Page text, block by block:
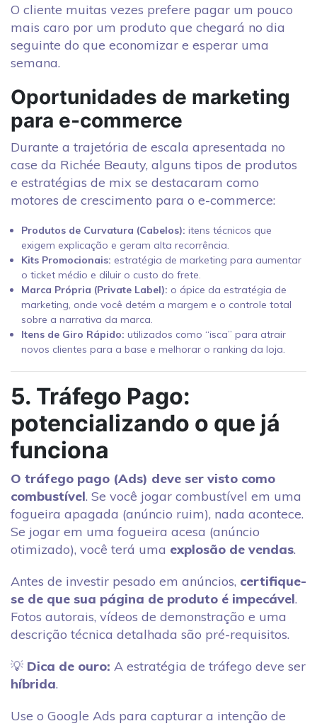
O cliente muitas vezes prefere pagar um pouco
mais caro por um produto que chegará no dia
seguinte do que economizar e esperar uma
semana.
Oportunidades de marketing
para e-commerce
Durante a trajetória de escala apresentada no
case da Richée Beauty, alguns tipos de produtos
e estratégias de mix se destacaram como
motores de crescimento para o e-commerce:
Produtos de Curvatura (Cabelos): itens técnicos que
exigem explicação e geram alta recorrência.
Kits Promocionais: estratégia de marketing para aumentar
o ticket médio e diluir o custo do frete.
Marca Própria (Private Label): o ápice da estratégia de
marketing, onde você detém a margem e o controle total
sobre a narrativa da marca.
Itens de Giro Rápido: utilizados como “isca” para atrair
novos clientes para a base e melhorar o ranking da loja.
5. Tráfego Pago:
potencializando o que já
funciona
O tráfego pago (Ads) deve ser visto como
combustível. Se você jogar combustível em uma
fogueira apagada (anúncio ruim), nada acontece.
Se jogar em uma fogueira acesa (anúncio
otimizado), você terá uma explosão de vendas.
Antes de investir pesado em anúncios, certifique-
se de que sua página de produto é impecável.
Fotos autorais, vídeos de demonstração e uma
descrição técnica detalhada são pré-requisitos.
💡 Dica de ouro: A estratégia de tráfego deve ser
híbrida.
Use o Google Ads para capturar a intenção de